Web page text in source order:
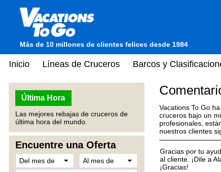
Más de 10 millones de clientes felices desde 1984
Inicio Líneas de Cruceros Barcos y
Última Hora
Las mejores rebajas de cruceros de
última hora del mundo.
Encuentre una Oferta
Vacations To Go
cruceros bajo un
profesionales,
nuestros clientes
Gracias por tu
al cliente. ¡Dile a
¡Gracias!